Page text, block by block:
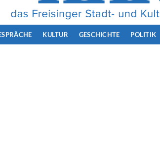
KULTUR GESCHICHTE POLITIK